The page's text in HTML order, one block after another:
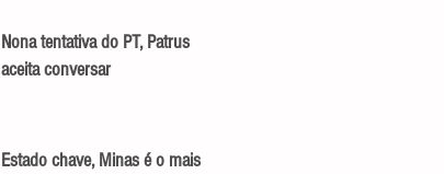
Nona tentativa do PT, Patrus
aceita conversar
Estado chave, Minas é o mais